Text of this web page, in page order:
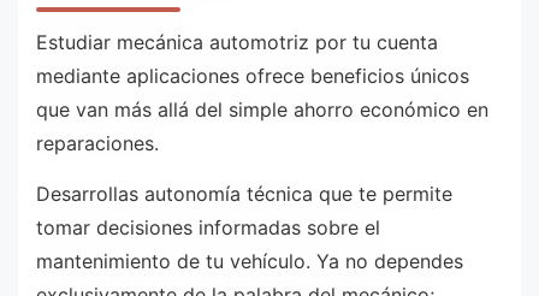
Estudiar mecánica automotriz por tu cuenta
mediante aplicaciones ofrece beneficios únicos
que van más allá del simple ahorro económico en
reparaciones.
Desarrollas autonomía técnica que te permite
tomar decisiones informadas sobre el
mantenimiento de tu vehículo. Ya no dependes